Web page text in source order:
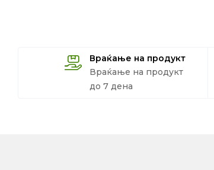
Враќање на продукт
Враќање на продукт
до 7 дена